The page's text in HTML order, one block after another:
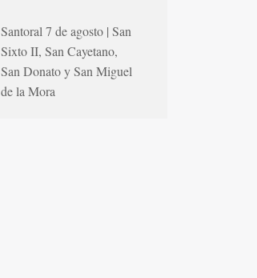
Santoral 7 de agosto | San
Sixto II, San Cayetano,
San Donato y San Miguel
de la Mora